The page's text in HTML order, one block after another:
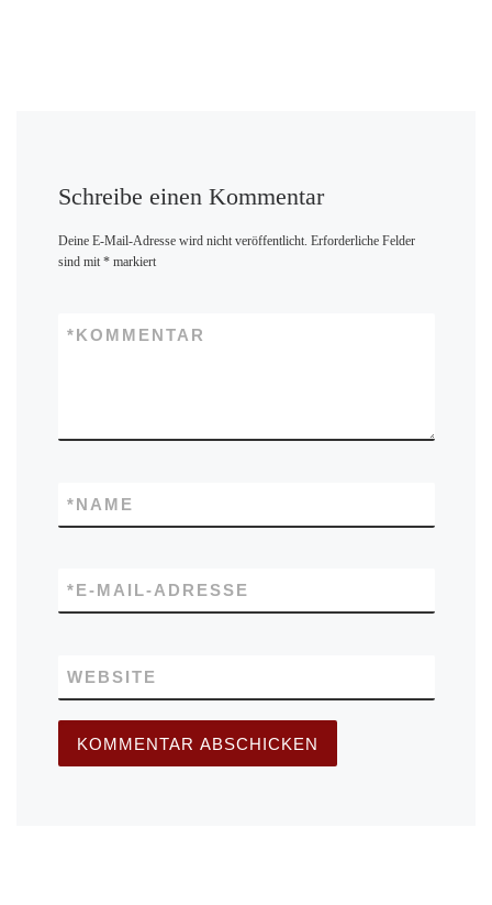
Schreibe einen Kommentar
Deine E-Mail-Adresse wird nicht veröffentlicht. Erforderliche Felder
sind mit *markiert
KOMMENTAR
*
NAME
*
E-MAIL-ADRESSE
*
WEBSITE